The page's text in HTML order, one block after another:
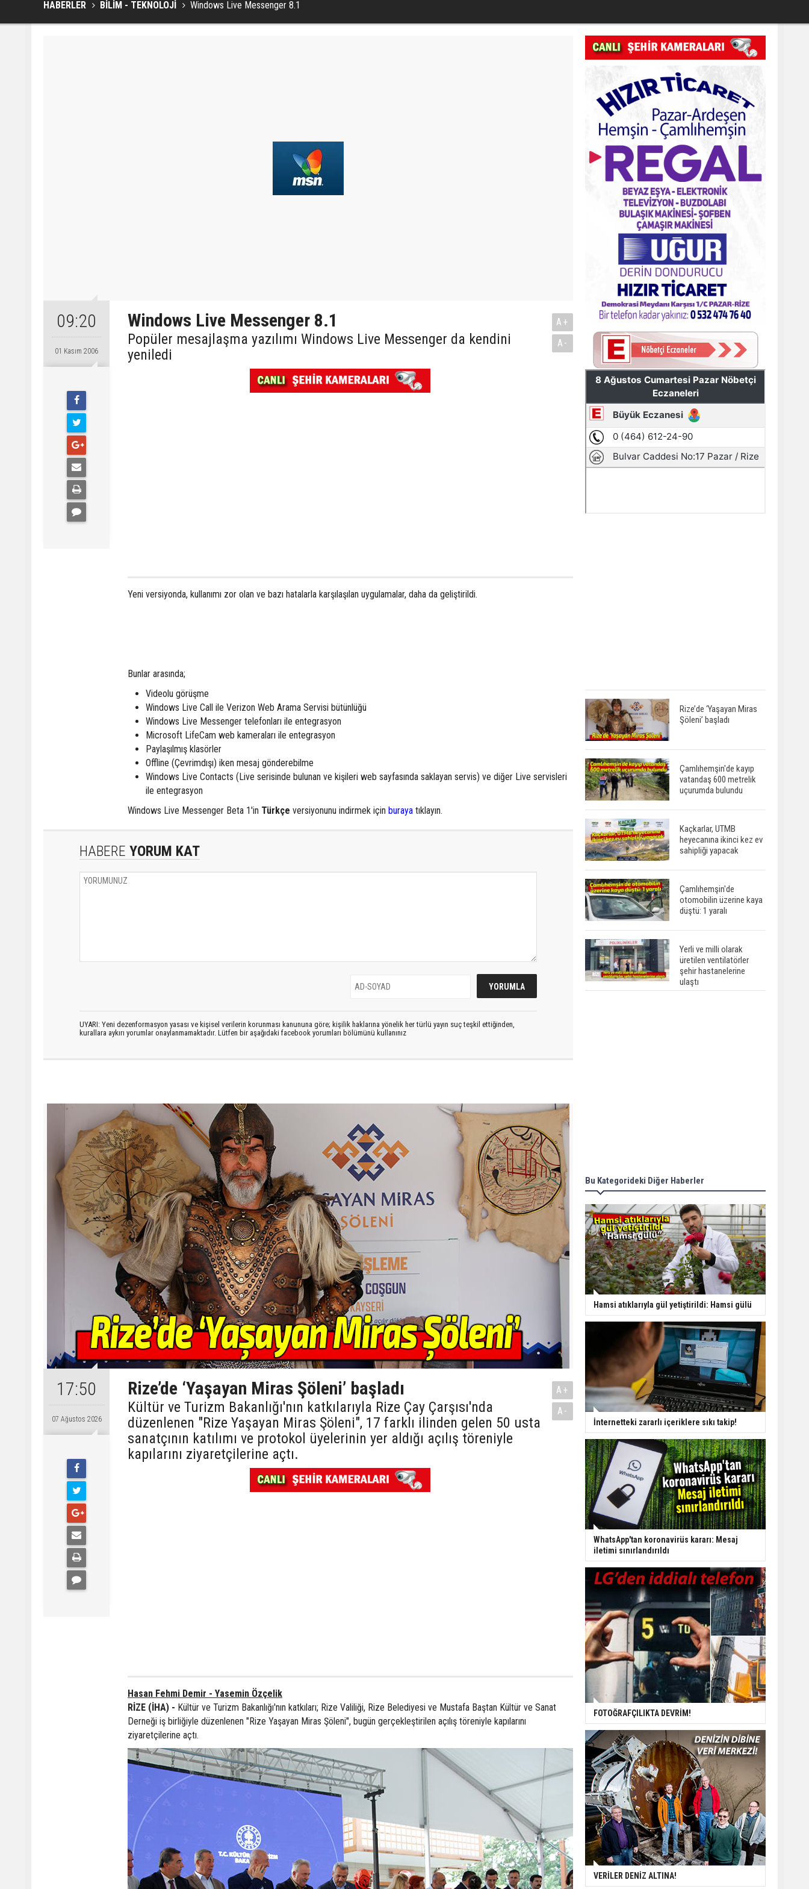
HABERLER BİLİM - TEKNOLOJİ Windows Live Messenger 8.1
09:20
01 Kasım 2006
Windows Live Messenger 8.1
Popüler mesajlaşma yazılımı Windows Live Messenger da kendini
yeniledi
A+
A-
Yeni versiyonda, kullanımı zor olan ve bazı hatalarla karşılaşılan uygulamalar, daha da geliştirildi.
Bunlar arasında;
Videolu görüşme
Windows Live Call ile Verizon Web Arama Servisi bütünlüğü
Windows Live Messenger telefonları ile entegrasyon
Microsoft LifeCam web kameraları ile entegrasyon
Paylaşılmış klasörler
Offline (Çevrimdışı) iken mesaj gönderebilme
Windows Live Contacts (Live serisinde bulunan ve kişileri web sayfasında saklayan servis) ve diğer Live servisleri
ile entegrasyon
Windows Live Messenger Beta 1'in Türkçe versiyonunu indirmek için buraya tıklayın.
HABERE YORUM KAT
UYARI: Yeni dezenformasyon yasası ve kişisel verilerin korunması kanununa göre; kişilik haklarına yönelik her türlü yayın suç teşkil ettiğinden,
kurallara aykırı yorumlar onaylanmamaktadır. Lütfen bir aşağıdaki facebook yorumları bölümünü kullanınız
17:50
07 Ağustos 2026
Rize’de ‘Yaşayan Miras Şöleni’ başladı
Kültür ve Turizm Bakanlığı'nın katkılarıyla Rize Çay Çarşısı'nda
düzenlenen "Rize Yaşayan Miras Şöleni", 17 farklı ilinden gelen 50 usta
sanatçının katılımı ve protokol üyelerinin yer aldığı açılış töreniyle
kapılarını ziyaretçilerine açtı.
A+
A-
Hasan Fehmi Demir - Yasemin Özçelik
RİZE (İHA) - Kültür ve Turizm Bakanlığı'nın katkıları; Rize Valiliği, Rize Belediyesi ve Mustafa Baştan Kültür ve Sanat
Derneği iş birliğiyle düzenlenen "Rize Yaşayan Miras Şöleni", bugün gerçekleştirilen açılış töreniyle kapılarını
ziyaretçilerine açtı.
Rize’de ‘Yaşayan Miras
Şöleni’ başladı
Çamlıhemşin'de kayıp
vatandaş 600 metrelik
uçurumda bulundu
Kaçkarlar, UTMB
heyecanına ikinci kez ev
sahipliği yapacak
Çamlıhemşin'de
otomobilin üzerine kaya
düştü: 1 yaralı
Yerli ve milli olarak
üretilen ventilatörler
şehir hastanelerine
ulaştı
Bu Kategorideki Diğer Haberler
Hamsi atıklarıyla gül yetiştirildi: Hamsi gülü
İnternetteki zararlı içeriklere sıkı takip!
WhatsApp'tan koronavirüs kararı: Mesaj
iletimi sınırlandırıldı
FOTOĞRAFÇILIKTA DEVRİM!
VERİLER DENİZ ALTINA!